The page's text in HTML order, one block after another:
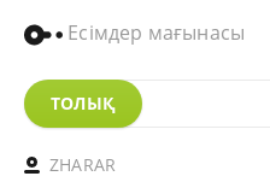
Есімдер мағынасы
ТОЛЫҚ
ZHARAR